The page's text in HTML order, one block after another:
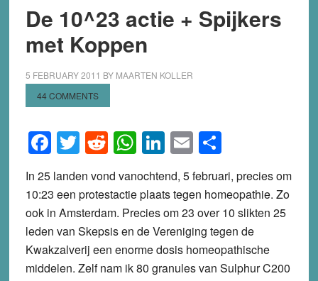
De 10^23 actie + Spijkers
met Koppen
5 FEBRUARY 2011 BY MAARTEN KOLLER
44 COMMENTS
Facebook
Twitter
Reddit
WhatsApp
LinkedIn
EmailShare
In 25 landen vond vanochtend, 5 februari, precies om
10:23 een protestactie plaats tegen homeopathie. Zo
ook in Amsterdam. Precies om 23 over 10 slikten 25
leden van Skepsis en de Vereniging tegen de
Kwakzalverij een enorme dosis homeopathische
middelen. Zelf nam ik 80 granules van Sulphur C200